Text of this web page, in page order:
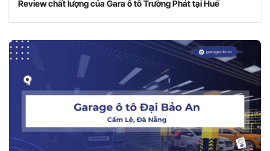
Review chất lượng của Gara ô tô Trường Phát tại Huế